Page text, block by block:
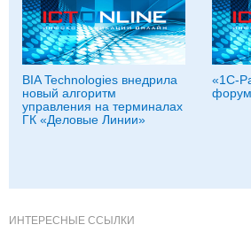
BIA Technologies внедрила
новый алгоритм
управления на терминалах
ГК «Деловые Линии»
«1С-
ИНТЕРЕСНЫЕ ССЫЛКИ